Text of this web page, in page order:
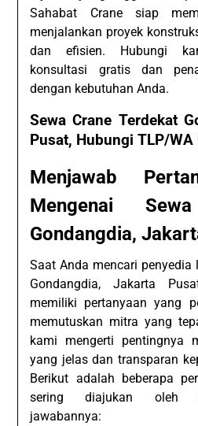
Sahabat Crane siap
menjalankan proyek
dan efisien. Hubungi
konsultasi gratis dan
dengan kebutuhan Anda.
Sewa Crane Terdekat
Pusat, Hubungi TLP/
Menjawab
Mengenai
Gondangdia,
Saat Anda mencari penyedia
Gondangdia, Jakarta
memiliki pertanyaan yang
memutuskan mitra yang
kami mengerti pentingnya
yang jelas dan transparan
Berikut adalah beberapa
sering diajukan oleh
jawabannya: